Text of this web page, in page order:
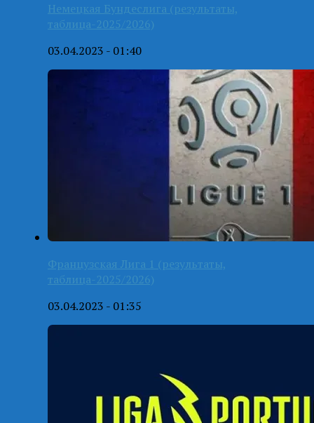
Немецкая Бундеслига (результаты,
таблица-2025/2026)
03.04.2023 - 01:40
Французская Лига 1 (результаты,
таблица-2025/2026)
03.04.2023 - 01:35